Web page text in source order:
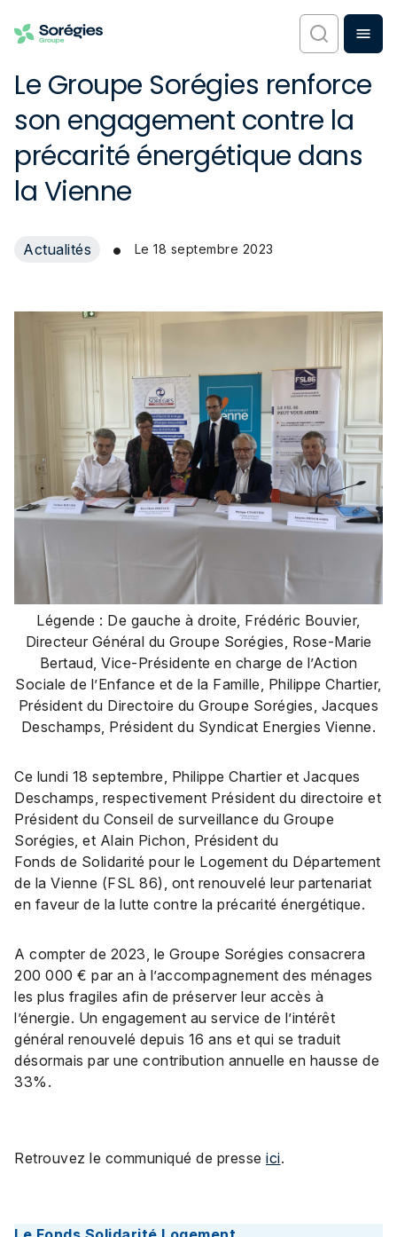
Le Groupe Sorégies renforce
son engagement contre la
précarité énergétique dans
la Vienne
Actualités • Le 18 septembre 2023
Légende : De gauche à droite, Frédéric Bouvier,
Directeur Général du Groupe Sorégies, Rose-Marie
Bertaud, Vice-Présidente en charge de l’Action
Sociale de l’Enfance et de la Famille, Philippe Chartier,
Président du Directoire du Groupe Sorégies, Jacques
Deschamps, Président du Syndicat Energies Vienne.
Ce lundi 18 septembre, Philippe Chartier et Jacques
Deschamps, respectivement Président du directoire et
Président du Conseil de surveillance du Groupe
Sorégies, et Alain Pichon, Président du
Fonds de Solidarité pour le Logement du Département
de la Vienne (FSL 86), ont renouvelé leur partenariat
en faveur de la lutte contre la précarité énergétique.
A compter de 2023, le Groupe Sorégies consacrera
200 000 € par an à l’accompagnement des ménages
les plus fragiles afin de préserver leur accès à
l’énergie. Un engagement au service de l’intérêt
général renouvelé depuis 16 ans et qui se traduit
désormais par une contribution annuelle en hausse de
33%.
Retrouvez le communiqué de presse ici.